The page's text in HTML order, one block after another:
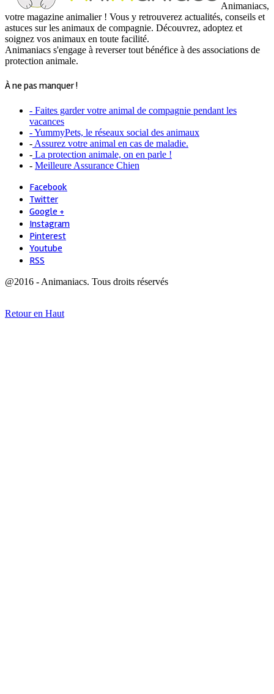
Animaniacs,
votre magazine animalier ! Vous y retrouverez actualités, conseils et
astuces sur les animaux de compagnie. Découvrez, adoptez et
soignez vos animaux en toute facilité.
Animaniacs s'engage à reverser tout bénéfice à des associations de
protection animale.
À ne pas manquer !
- Faites garder votre animal de compagnie pendant les
vacances
- YummyPets, le réseaux social des animaux
- Assurez votre animal en cas de maladie.
- La protection animale, on en parle !
- Meilleure Assurance Chien
Facebook
Twitter
Google +
Instagram
Pinterest
Youtube
RSS
@2016 - Animaniacs. Tous droits réservés
Retour en Haut